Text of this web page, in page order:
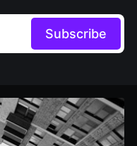
Subscribe